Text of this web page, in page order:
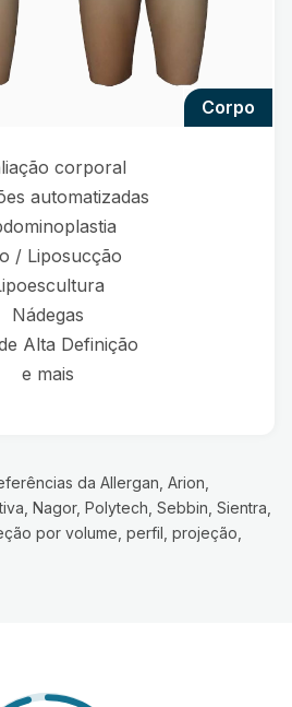
corpo
corporal
automatizadas
/ Liposucção
Nádegas
Alta Definição
e mais
da Allergan, Arion,
Nagor, Polytech, Sebbin, Sientra,
por volume, perfil, projeção,